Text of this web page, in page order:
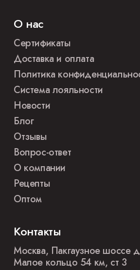
О нас
Сертификаты
Доставка и оплата
Политика
Система лояльности
Новости
Блог
Отзывы
Вопрос-ответ
О компании
Рецепты
Оптом
Контакты
Москва, Пакгаузное
Малое кольцо 54 км, ст 3